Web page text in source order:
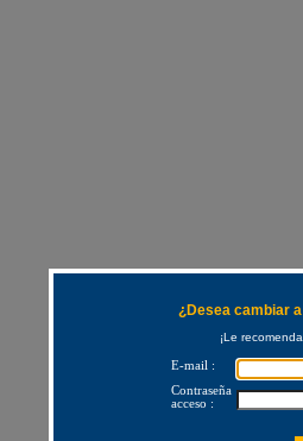
¿Desea cambiar
¡Le
E-mail :
Contraseña
acceso :